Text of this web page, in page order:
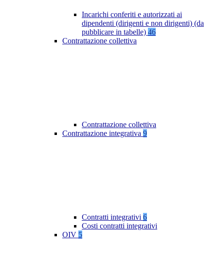
Incarichi conferiti e autorizzati ai
dipendenti (dirigenti e non dirigenti) (da
pubblicare in tabelle) 46
Contrattazione collettiva
Contrattazione collettiva
Contrattazione integrativa 9
Contratti integrativi 6
Costi contratti integrativi
OIV 5